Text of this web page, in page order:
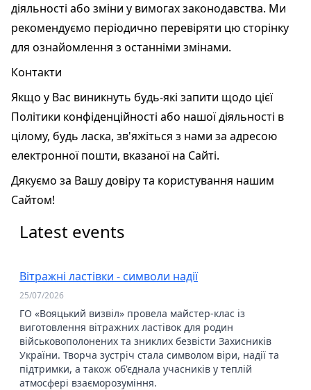
діяльності або зміни у вимогах законодавства. Ми
рекомендуємо періодично перевіряти цю сторінку
для ознайомлення з останніми змінами.
Контакти
Якщо у Вас виникнуть будь-які запити щодо цієї
Політики конфіденційності або нашої діяльності в
цілому, будь ласка, зв'яжіться з нами за адресою
електронної пошти, вказаної на Сайті.
Дякуємо за Вашу довіру та користування нашим
Сайтом!
Latest events
Вітражні ластівки - символи надії
25/07/2026
ГО «Вояцький визвіл» провела майстер-клас із
виготовлення вітражних ластівок для родин
військовополонених та зниклих безвісти Захисників
України. Творча зустріч стала символом віри, надії та
підтримки, а також об'єднала учасників у теплій
атмосфері взаєморозуміння.